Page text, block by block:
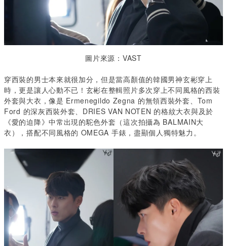
圖片來源：VAST
穿西裝的男士本來就很加分，但是當高顏值的韓國男神玄彬穿上
時，更是讓人心動不已！玄彬在整輯照片多次穿上不同風格的西裝
外套與大衣，像是 Ermenegildo Zegna 的無領西裝外套、Tom
Ford 的深灰西裝外套、DRIES VAN NOTEN 的格紋大衣與及於
《愛的迫降》中常出現的駝色外套（這次拍攝為 BALMAIN大
衣），搭配不同風格的 OMEGA 手錶，盡顯個人獨特魅力。